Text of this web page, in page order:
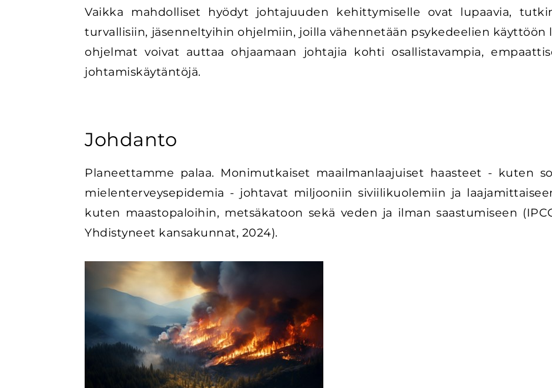
Vaikka mahdolliset hyödyt johtajuuden kehittymiselle ovat lupaavia,
turvallisiin, jäsenneltyihin ohjelmiin, joilla vähennetään psykedeelien käyttöön
ohjelmat voivat auttaa ohjaamaan johtajia kohti osallistavampia,
johtamiskäytäntöjä.
Johdanto
Planeettamme palaa. Monimutkaiset maailmanlaajuiset haasteet - kuten
mielenterveysepidemia - johtavat miljooniin siviilikuolemiin ja
kuten maastopaloihin, metsäkatoon sekä veden ja ilman saastumiseen
Yhdistyneet kansakunnat, 2024).